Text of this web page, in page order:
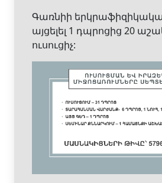
Գառնիի
այցելել 1 դպրոցից 20
ուսուցիչ: